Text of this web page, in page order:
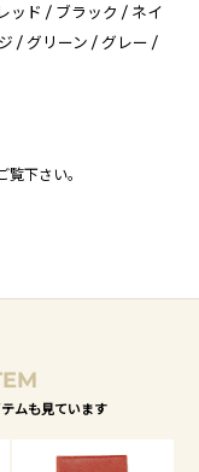
ッド / ブラック / ネイ
/ グリーン / グレー /
覧下さい。
ムも見ています